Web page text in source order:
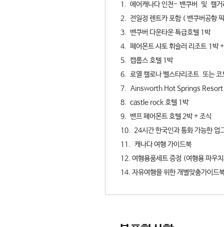
1. 에어캐나다 인천- 밴쿠버 및 캘거
2. 전일정 렌트카 포함 ( 밴쿠버공항
3. 밴쿠버 다운타운 특급호텔 1박
4. 페어몬트 샤토 휘슬러 리조트 1박
5. 캡룹스 호텔 1박
6. 로열 캘로나 벨스타리조트 또는
7. Ainsworth Hot Springs
8. castle rock 호텔 1박
9. 밴프 페어몬트 호텔 2박 + 조식
10. 24시간 한국인과 통화 가능한 업
11. 캐나다 여행 가이드북
12. 여행용품세트 증정 (여행용 파우
14. 자유여행을 위한 개별맞춤가이드